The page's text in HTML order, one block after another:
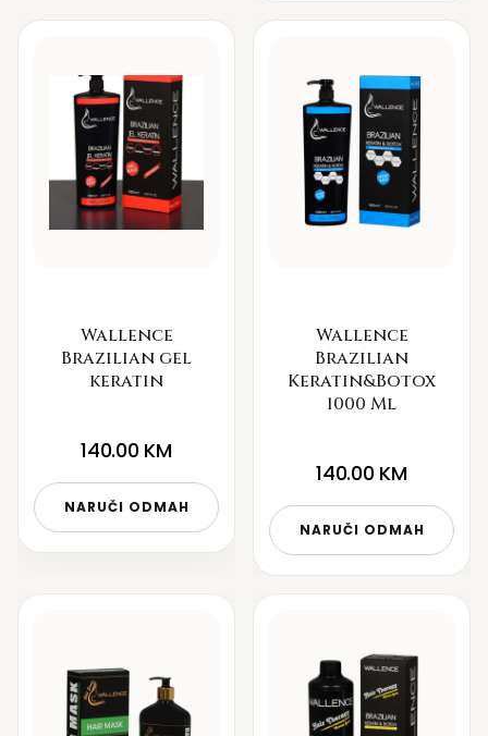
Wallence
Brazilian gel
keratin
140.00 KM
NARUČI ODMAH
Wallence
Brazilian
Keratin&Botox
1000 Ml
140.00 KM
NARUČI ODMAH